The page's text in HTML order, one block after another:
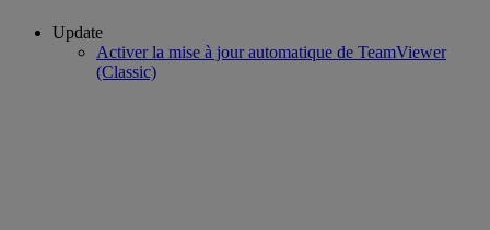
Update
Activer la mise à jour automatique de TeamViewer
(Classic)